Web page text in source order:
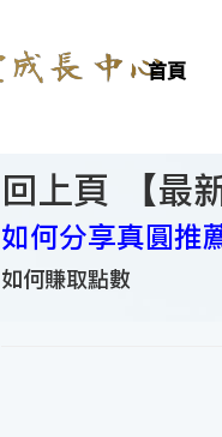
首頁
回上頁 【最
如何分享真圓推
如何賺取點數